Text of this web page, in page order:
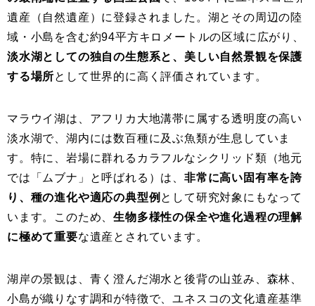
遺産（自然遺産）に登録されました。湖とその周辺の陸
域・小島を含む約94平方キロメートルの区域に広がり、
淡水湖としての独自の生態系と、美しい自然景観を保護
する場所として世界的に高く評価されています。
マラウイ湖は、アフリカ大地溝帯に属する透明度の高い
淡水湖で、湖内には数百種に及ぶ魚類が生息していま
す。特に、岩場に群れるカラフルなシクリッド類（地元
では「ムブナ」と呼ばれる）は、 非常に高い固有率を誇
り、種の進化や適応の典型例 として研究対象にもなって
います。このため、生物多様性の保全や進化過程の理解
に極めて重要な遺産とされています。
湖岸の景観は、青く澄んだ湖水と後背の山並み、森林、
小島が織りなす調和が特徴で、ユネスコの文化遺産基準